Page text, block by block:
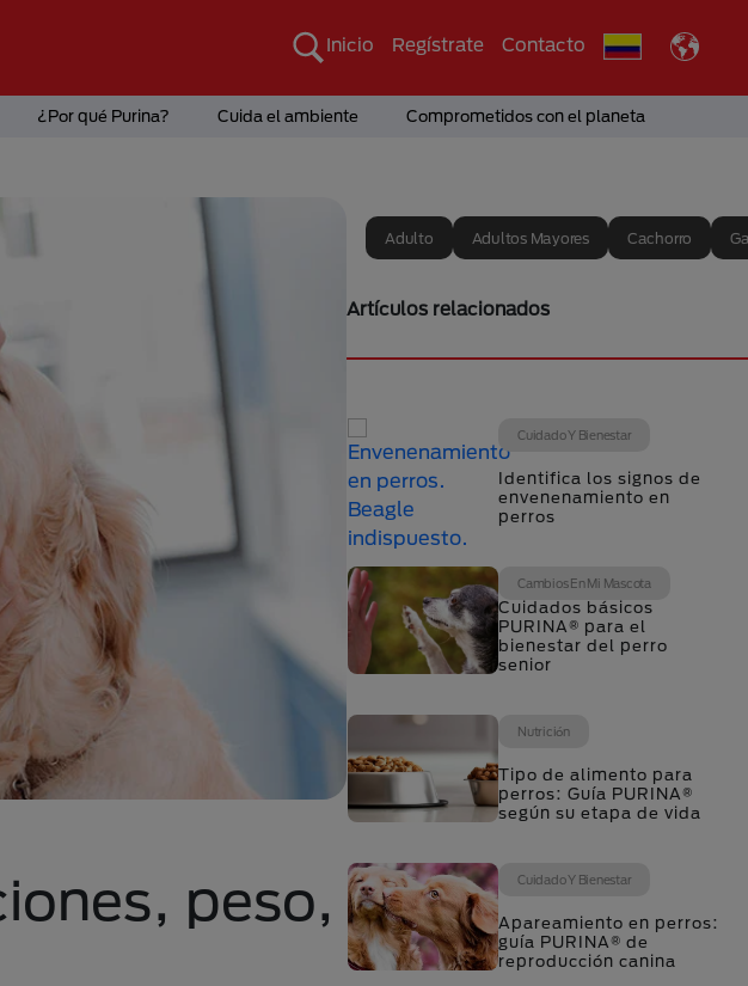
Inicio Regístrate Contacto
¿Por qué Purina? Cuida el ambiente Comprometidos con el planeta
peso,
Adulto Adultos Mayores Cachorro
Artículos relacionados
Cuidado Y Bienestar
Identifica los signos de
envenenamiento en
perros
Cambios En Mi Mascota
Cuidados básicos
PURINA® para el
bienestar del perro
senior
Nutrición
Tipo de alimento para
perros: Guía PURINA®
según su etapa de vida
Cuidado Y Bienestar
Apareamiento en perros:
guía PURINA® de
reproducción canina